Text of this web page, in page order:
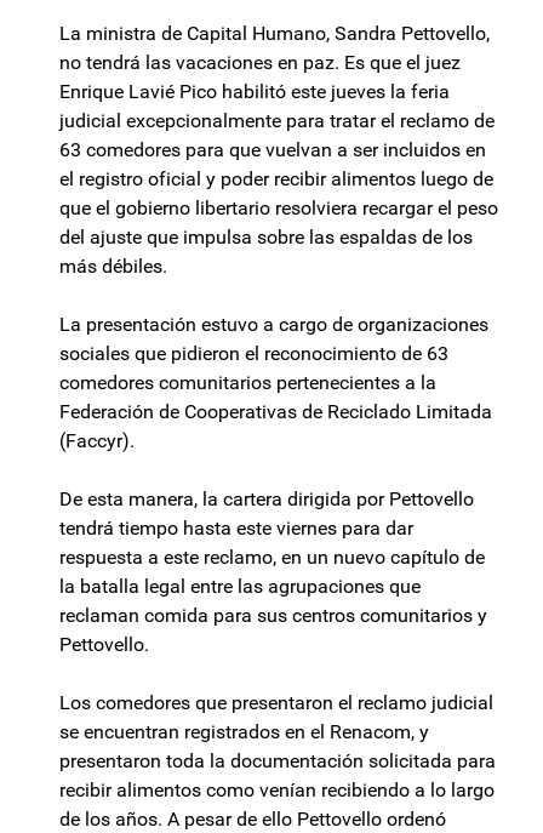
La ministra de Capital Humano, Sandra Pettovello,
no tendrá las vacaciones en paz. Es que el juez
Enrique Lavié Pico habilitó este jueves la feria
judicial excepcionalmente para tratar el reclamo de
63 comedores para que vuelvan a ser incluidos en
el registro oficial y poder recibir alimentos luego de
que el gobierno libertario resolviera recargar el peso
del ajuste que impulsa sobre las espaldas de los
más débiles.
La presentación estuvo a cargo de organizaciones
sociales que pidieron el reconocimiento de 63
comedores comunitarios pertenecientes a la
Federación de Cooperativas de Reciclado Limitada
(Faccyr).
De esta manera, la cartera dirigida por Pettovello
tendrá tiempo hasta este viernes para dar
respuesta a este reclamo, en un nuevo capítulo de
la batalla legal entre las agrupaciones que
reclaman comida para sus centros comunitarios y
Pettovello.
Los comedores que presentaron el reclamo judicial
se encuentran registrados en el Renacom, y
presentaron toda la documentación solicitada para
recibir alimentos como venían recibiendo a lo largo
de los años. A pesar de ello Pettovello ordenó